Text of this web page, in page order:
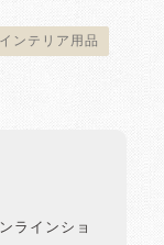
インテリア用品
ラインショ